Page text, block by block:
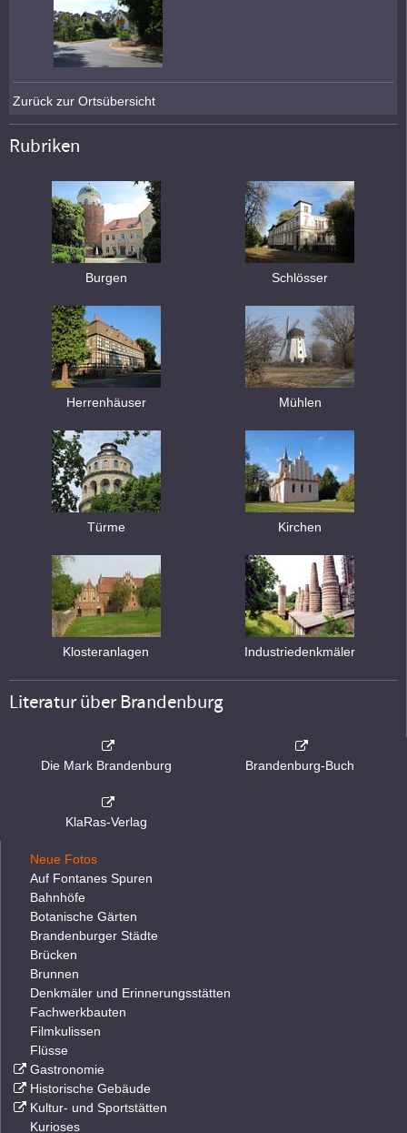
Zurück zur Ortsübersicht
Rubriken
Burgen Schlösser
Herrenhäuser Mühlen
Türme Kirchen
Klosteranlagen Industriedenkmäler
Literatur über Brandenburg
Die Mark Brandenburg Brandenburg-Buch
KlaRas-Verlag
Neue Fotos
Auf Fontanes Spuren
Bahnhöfe
Botanische Gärten
Brandenburger Städte
Brücken
Brunnen
Denkmäler und Erinnerungsstätten
Fachwerkbauten
Filmkulissen
Flüsse
Gastronomie
Historische Gebäude
Kultur- und Sportstätten
Kurioses